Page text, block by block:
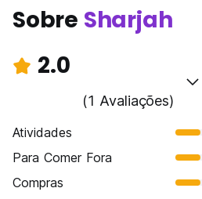
Sobre Sharjah
2.0
(1 Avaliações)
Atividades
Para Comer Fora
Compras